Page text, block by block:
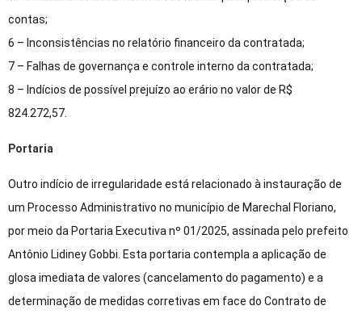
contas;
6 – Inconsistências no relatório financeiro da contratada;
7 – Falhas de governança e controle interno da contratada;
8 – Indícios de possível prejuízo ao erário no valor de R$
824.272,57.
Portaria
Outro indício de irregularidade está relacionado àinstauração de
um Processo Administrativo no município de Marechal Floriano,
por meio da Portaria Executiva nº 01/2025, assinada pelo prefeito
Antônio Lidiney Gobbi. Esta portaria contempla a aplicação de
glosa imediata de valores (cancelamento do pagamento) e a
determinação de medidas corretivas em face do Contrato de